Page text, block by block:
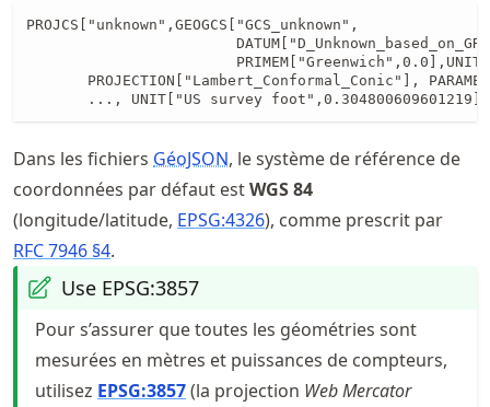
PROJCS["unknown",GEOGCS["GCS_unknown",
PROJECTION["Lambert_Conformal_Conic"],
       ..., UNIT["US survey foot",0.304800609601219]]
Dans les fichiers GéoJSON, le système de référence de
coordonnées par défaut estWGS 84
(longitude/latitude, EPSG:4326), comme prescrit par
RFC 7946 §4.
Use EPSG:3857
Pour s’assurer que toutes les géométries sont
mesurées en mètres et puissances de compteurs,
utilisez EPSG:3857(la projection Web Mercator